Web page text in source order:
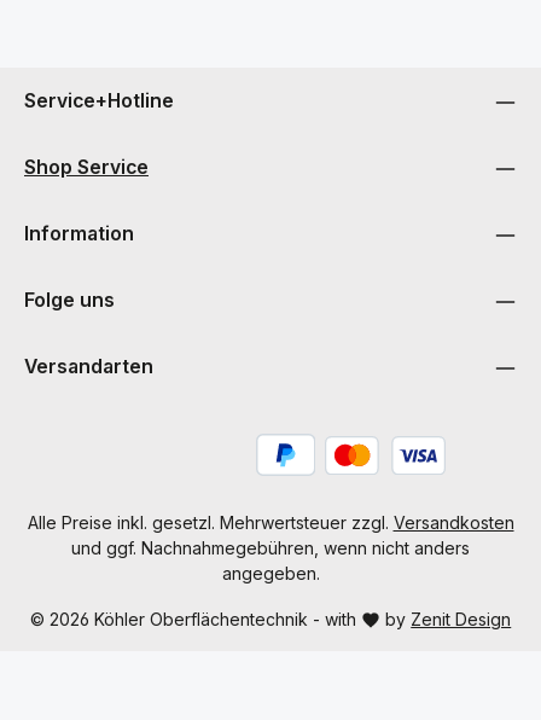
Service+Hotline
Shop Service
Information
Folge uns
Versandarten
© 2026 Köhler Oberflächentechnik - with by Zenit Design
Alle Preise inkl. gesetzl. Mehrwertsteuer zzgl. Versandkosten
und ggf. Nachnahmegebühren, wenn nicht anders
angegeben.